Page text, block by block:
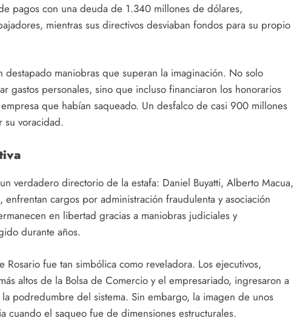
pagos con una deuda de 1.340 millones de dólares,
mientras sus directivos desviaban fondos para su propio
destapado maniobras que superan la imaginación. No solo
gastos personales, sino que incluso financiaron los honorarios
que habían saqueado. Un desfalco de casi 900 millones
su voracidad.
verdadero directorio de la estafa: Daniel Buyatti, Alberto Macua,
cargos por administración fraudulenta y asociación
en libertad gracias a maniobras judiciales y
durante años.
Rosario fue tan simbólica como reveladora. Los ejecutivos,
altos de la Bolsa de Comercio y el empresariado, ingresaron a
podredumbre del sistema. Sin embargo, la imagen de unos
cuando el saqueo fue de dimensiones estructurales.